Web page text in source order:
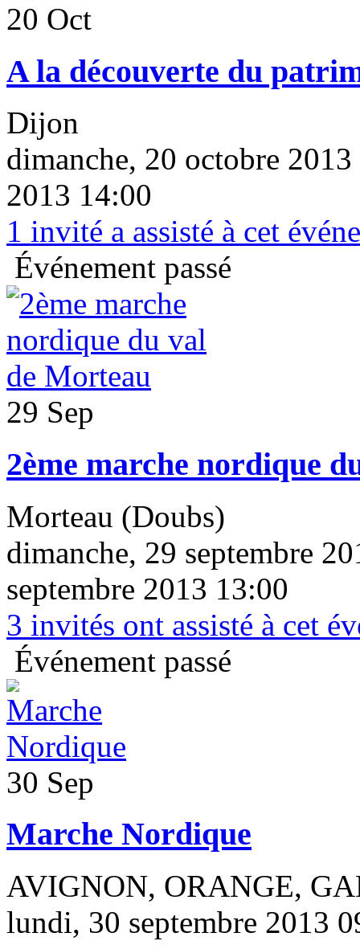
20 Oct
A la découverte du
Dijon
dimanche, 20 octobre
2013 14:00
1 invité a assisté à cet
Événement passé
29 Sep
2ème marche nordique
Morteau (Doubs)
dimanche, 29 septembre
septembre 2013 13:00
3 invités ont assisté à cet
Événement passé
30 Sep
Marche Nordique
AVIGNON, ORANGE,
lundi, 30 septembre 2013